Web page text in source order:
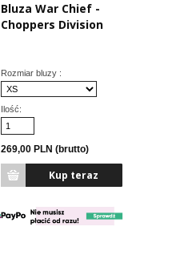
Bluza War Chief -
Choppers Division
Rozmiar bluzy :
Ilość:
269,00 PLN (brutto)